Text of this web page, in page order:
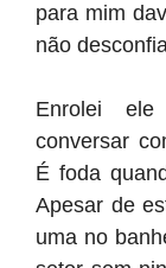
para mim
não
Enrolei
conversar
É foda
Apesar de
uma no